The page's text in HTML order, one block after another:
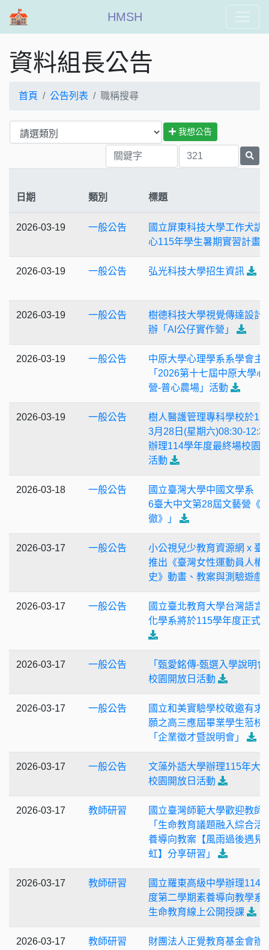
HMSH
資料組長公告
首頁 公告列表 職稱搜尋
我想公告
日期 類別 標題
2026-03-19 一般公告
國立屏東科技大學工作犬訓
心115年學生暑期實習計畫
2026-03-19 一般公告 弘光科技大學招生資訊
2026-03-19 一般公告
樹德科技大學視覺傳達設計
辦「AI公仔實作營」
2026-03-19 一般公告
中原大學心理學系系學會主
「2026第十七屆中原大學心
營-普心農場」活動
2026-03-19 一般公告
樹人醫護管理專科學校於
3月28日(星期六)08:30-
辦理114學年度最終場校園
活動
2026-03-18 一般公告
國立臺灣大學中國文學系「
6臺大中文第28屆文藝營《
徹》」
2026-03-17 一般公告
小公視兒少教育資源網 x 臺
推出《臺灣女性運動員人權
史》動畫、教案與測驗遊戲
2026-03-17 一般公告
國立臺北教育大學台灣語言
化學系將於115學年度正式
2026-03-17 一般公告
「甄愛銘傳-甄選入學說明會
校園開放日活動
2026-03-17 一般公告
國立和美實驗學校敬邀有求
願之高三應屆畢業學生蒞校
「企業徵才暨說明會」
2026-03-17 一般公告
文藻外語大學辦理115年大
校園開放日活動
2026-03-17 教師研習
國立臺灣師範大學歡迎教師
「生命教育議題融入綜合活
養導向教案【風雨過後遇見
虹】分享研習」
2026-03-17 教師研習
國立羅東高級中學辦理114
度第二學期素養導向教學系
生命教育線上公開授課
2026-03-17 教師研習
財團法人正覺教育基金會辦